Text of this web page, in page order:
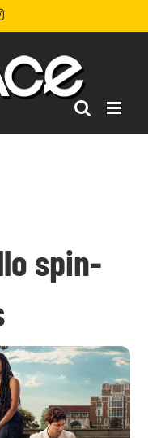
Instagram
spin-